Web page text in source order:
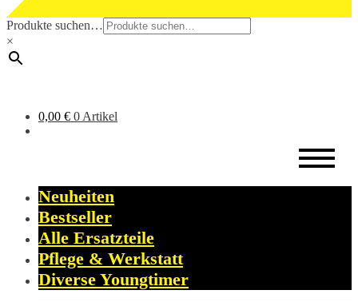
Produkte suchen…
×
0,00 € 0 Artikel
Neuheiten
Bestseller
Alle Ersatzteile
Pflege & Werkstatt
Diverse Youngtimer